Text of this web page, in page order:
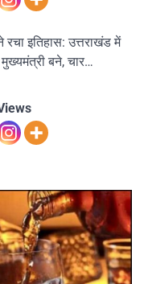
इतिहास: उत्तराखंड में
बने, चार…